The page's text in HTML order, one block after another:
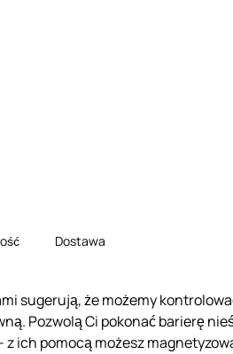
Dostawa
sugerują, że możemy
Pozwolą Ci pokonać barierę
ich pomocą możesz